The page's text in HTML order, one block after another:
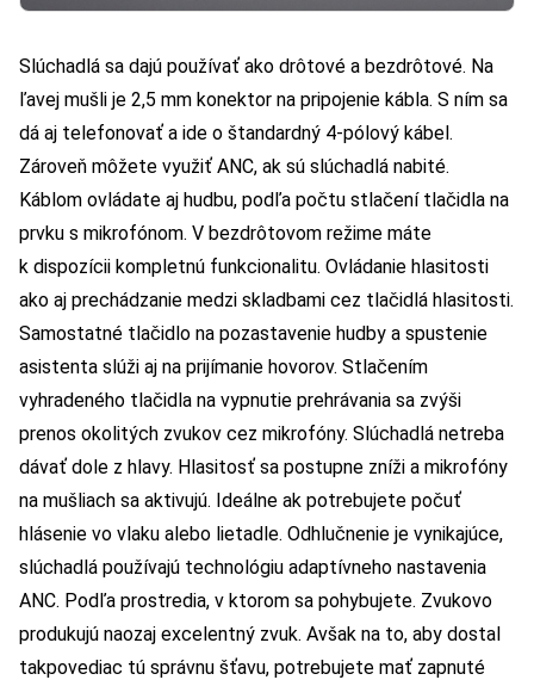
Slúchadlá sa dajú používať ako drôtové a bezdrôtové. Na
ľavej mušli je 2,5 mm konektor na pripojenie kábla. S ním sa
dá aj telefonovať a ide o štandardný 4-pólový kábel.
Zároveň môžete využiť ANC, ak sú slúchadlá nabité.
Káblom ovládate aj hudbu, podľa počtu stlačení tlačidla na
prvku s mikrofónom. V bezdrôtovom režime máte
k dispozícii kompletnú funkcionalitu. Ovládanie hlasitosti
ako aj prechádzanie medzi skladbami cez tlačidlá hlasitosti.
Samostatné tlačidlo na pozastavenie hudby a spustenie
asistenta slúži aj na prijímanie hovorov. Stlačením
vyhradeného tlačidla na vypnutie prehrávania sa zvýši
prenos okolitých zvukov cez mikrofóny. Slúchadlá netreba
dávať dole z hlavy. Hlasitosť sa postupne zníži a mikrofóny
na mušliach sa aktivujú. Ideálne ak potrebujete počuť
hlásenie vo vlaku alebo lietadle. Odhlučnenie je vynikajúce,
slúchadlá používajú technológiu adaptívneho nastavenia
ANC. Podľa prostredia, v ktorom sa pohybujete. Zvukovo
produkujú naozaj excelentný zvuk. Avšak na to, aby dostal
takpovediac tú správnu šťavu, potrebujete mať zapnuté